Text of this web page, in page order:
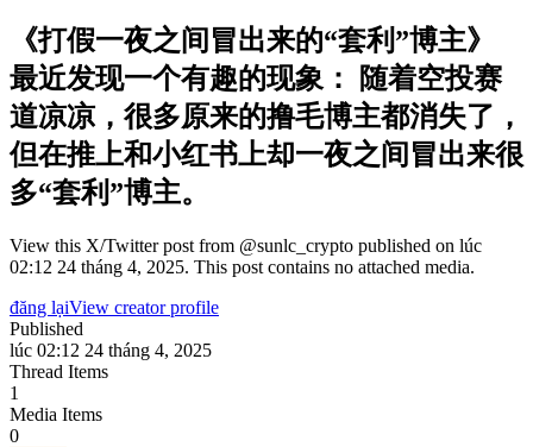
《打假一夜之间冒出来的“套利”博主》
最近发现一个有趣的现象： 随着空投赛
道凉凉，很多原来的撸毛博主都消失了，
但在推上和小红书上却一夜之间冒出来很
多“套利”博主。
View this X/Twitter post from @sunlc_crypto published on lúc
02:12 24 tháng 4, 2025. This post contains no attached media.
đăng lạiView creator profile
Published
lúc 02:12 24 tháng 4, 2025
Thread Items
1
Media Items
0